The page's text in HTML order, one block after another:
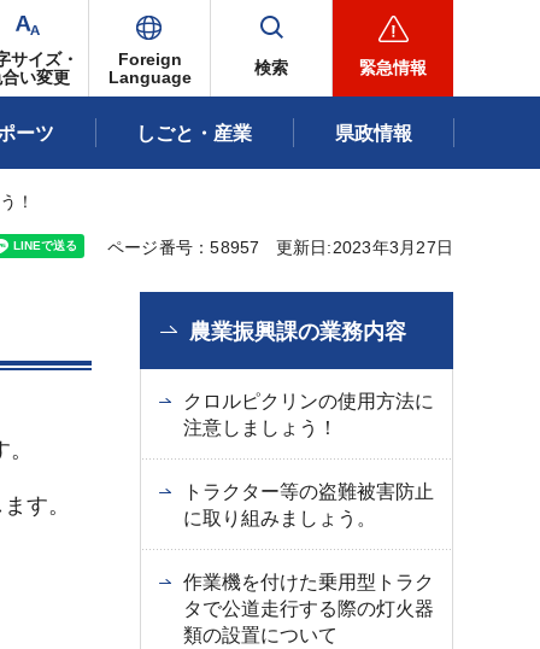
サイズ・
い変更
Foreign
Language
検索 緊急情報
ーツ しごと・産業 県政情報
！
ページ番号：58957 更新日:2023年3月27日
す。
農業振興課の業務内容
クロルピクリンの使用方法に
注意しましょう！
トラクター等の盗難被害防止
に取り組みましょう。
作業機を付けた乗用型トラク
タで公道走行する際の灯火器
類の設置について